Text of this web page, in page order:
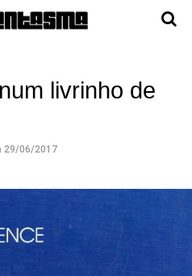
livrinho de
29/06/2017